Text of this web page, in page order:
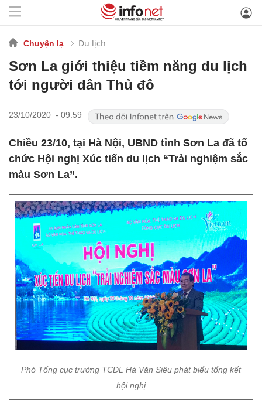
Chuyện lạ Du lịch
Sơn La giới thiệu tiềm năng du lịch
tới người dân Thủ đô
23/10/2020 - 09:59
Chiều 23/10, tại Hà Nội, UBND tỉnh Sơn La đã tổ
chức Hội nghị Xúc tiến du lịch “Trải nghiệm sắc
màu Sơn La”.
Phó Tổng cục trưởng TCDL Hà Văn Siêu phát biểu tổng kết
hội nghị